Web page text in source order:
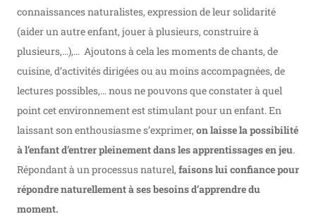
connaissances naturalistes, expression de leur solidarité
(aider un autre enfant, jouer à plusieurs, construire à
plusieurs,…),… Ajoutons à cela les moments de chants, de
cuisine, d’activités dirigées ou au moins accompagnées, de
lectures possibles,… nous ne pouvons que constater à quel
point cet environnement est stimulant pour un enfant. En
laissant son enthousiasme s’exprimer, on laisse la possibilité
à l’enfant d’entrer pleinement dans les apprentissages en jeu.
Répondant à un processus naturel, faisons lui confiance pour
répondre naturellement à ses besoins d’apprendre du
moment.